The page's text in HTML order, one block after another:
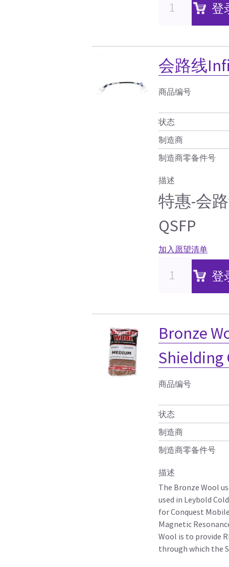
登
会路线
商品编号
状态
制造商
制造商零备件号
描述
特惠-会
QSFP
加入愿望清单
登
Bronze
Shielding
商品编号
状态
制造商
制造商零备件号
描述
The Bronze Wool
used in Leybold
for Conquest
Magnetic
Wool is to provide
through which the